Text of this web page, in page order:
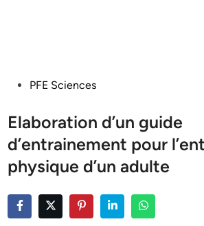
PostedPFE Sciences
Elaboration d’un guide
d’entrainement pour
physique d’un adulte